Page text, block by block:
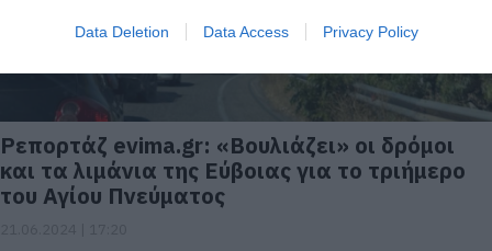
Data Deletion Data Access Privacy Policy
Ρεπορτάζ evima.gr: «Βουλιάζει» οι δρόμοι
και τα λιμάνια της Εύβοιας για το τριήμερο
του Αγίου Πνεύματος